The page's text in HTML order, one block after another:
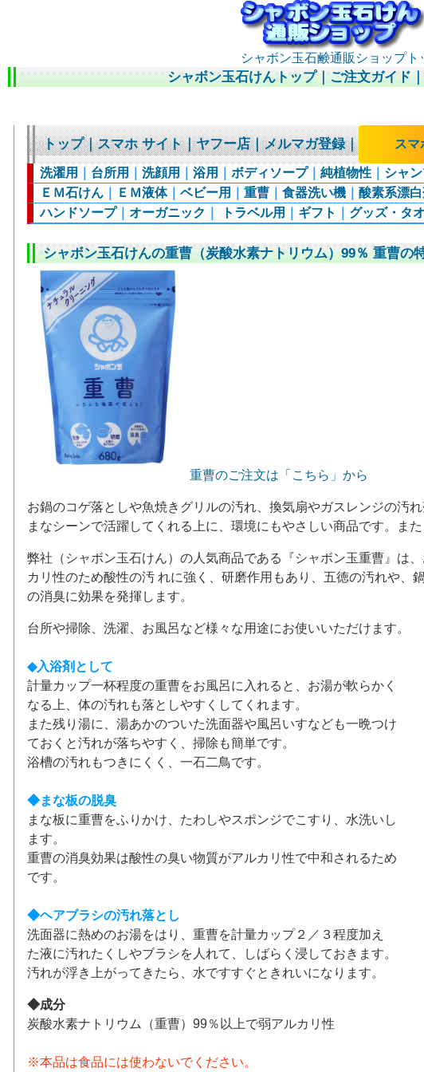
シャボン玉石鹸通販ショップト
シャボン玉石けんトップ｜ご注文ガイド
トップ｜スマホ サイト｜ヤフー店｜メルマガ登録｜ ス
洗濯用 台所用 洗顔用 浴用 ボディソープ｜ 純植物性｜ シャ
ＥＭ石けん｜ ＥＭ液体｜ ベビー用 重曹｜ 食器洗い機｜ 酸素系漂白
ハンドソープ｜ オーガニック トラベル用 ギフト グッズ・タ
シャボン玉石けんの重曹（炭酸水素ナトリウム）99％ 重曹の
重曹のご注文は「こちら」から
お鍋のコゲ落としや魚焼きグリルの汚れ、換気扇やガスレンジの汚
まなシーンで活躍してくれる上に、環境にもやさしい商品です。ま
弊社（シャボン玉石けん）の人気商品である『シャボン玉重曹』は
カリ性のため酸性の汚 れに強く、研磨作用もあり、五徳の汚れや
の消臭に効果を発揮します。
台所や掃除、洗濯、お風呂など様々な用途にお使いいただけます。
◆入浴剤として
計量カップ一杯程度の重曹をお風呂に入れると、お湯が軟らかく
なる上、体の汚れも落としやすくしてくれます。
また残り湯に、湯あかのついた洗面器や風呂いすなども一晩つけ
ておくと汚れが落ちやすく、掃除も簡単です。
浴槽の汚れもつきにくく、一石二鳥です。
◆まな板の脱臭
まな板に重曹をふりかけ、たわしやスポンジでこすり、水洗いし
ます。
重曹の消臭効果は酸性の臭い物質がアルカリ性で中和されるため
です。
◆ヘアブラシの汚れ落とし
洗面器に熱めのお湯をはり、重曹を計量カップ２／３程度加え
た液に汚れたくしやブラシを人れて、しばらく浸しておきます。
汚れが浮き上がってきたら、水ですすぐときれいになります。
◆成分
炭酸水素ナトリウム（重曹）99％以上で弱アルカリ性
※本品は食品には使わないでください。